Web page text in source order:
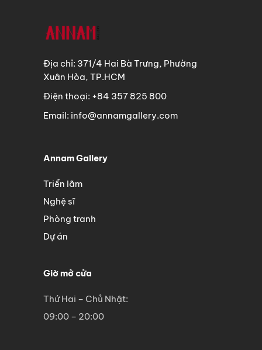
Địa chỉ: 371/4 Hai Bà Trưng, Phường
Xuân Hòa, TP.HCM
Điện thoại: +84 357 825 800
Email: info@annamgallery.com
Annam Gallery
Triển lãm
Nghệ sĩ
Phòng tranh
Dự án
Giờ mở cửa
Thứ Hai – Chủ Nhật:
09:00 – 20:00